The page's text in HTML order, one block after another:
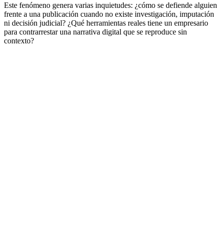
Este fenómeno genera varias inquietudes: ¿cómo se defiende alguien
frente a una publicación cuando no existe investigación, imputación
ni decisión judicial? ¿Qué herramientas reales tiene un empresario
para contrarrestar una narrativa digital que se reproduce sin
contexto?